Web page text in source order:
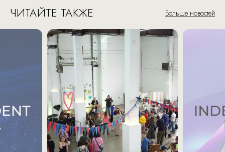
ЧИТАЙТЕ ТАКЖЕ Больше новостей